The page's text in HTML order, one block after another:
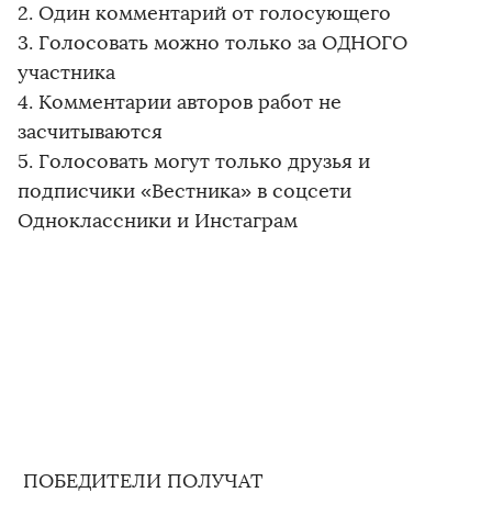
2. Один комментарий от голосующего
3. Голосовать можно только за ОДНОГО
участника
4. Комментарии авторов работ не
засчитываются
5. Голосовать могут только друзья и
подписчики «Вестника» в соцсети
Одноклассники и Инстаграм
ПОБЕДИТЕЛИ ПОЛУЧАТ